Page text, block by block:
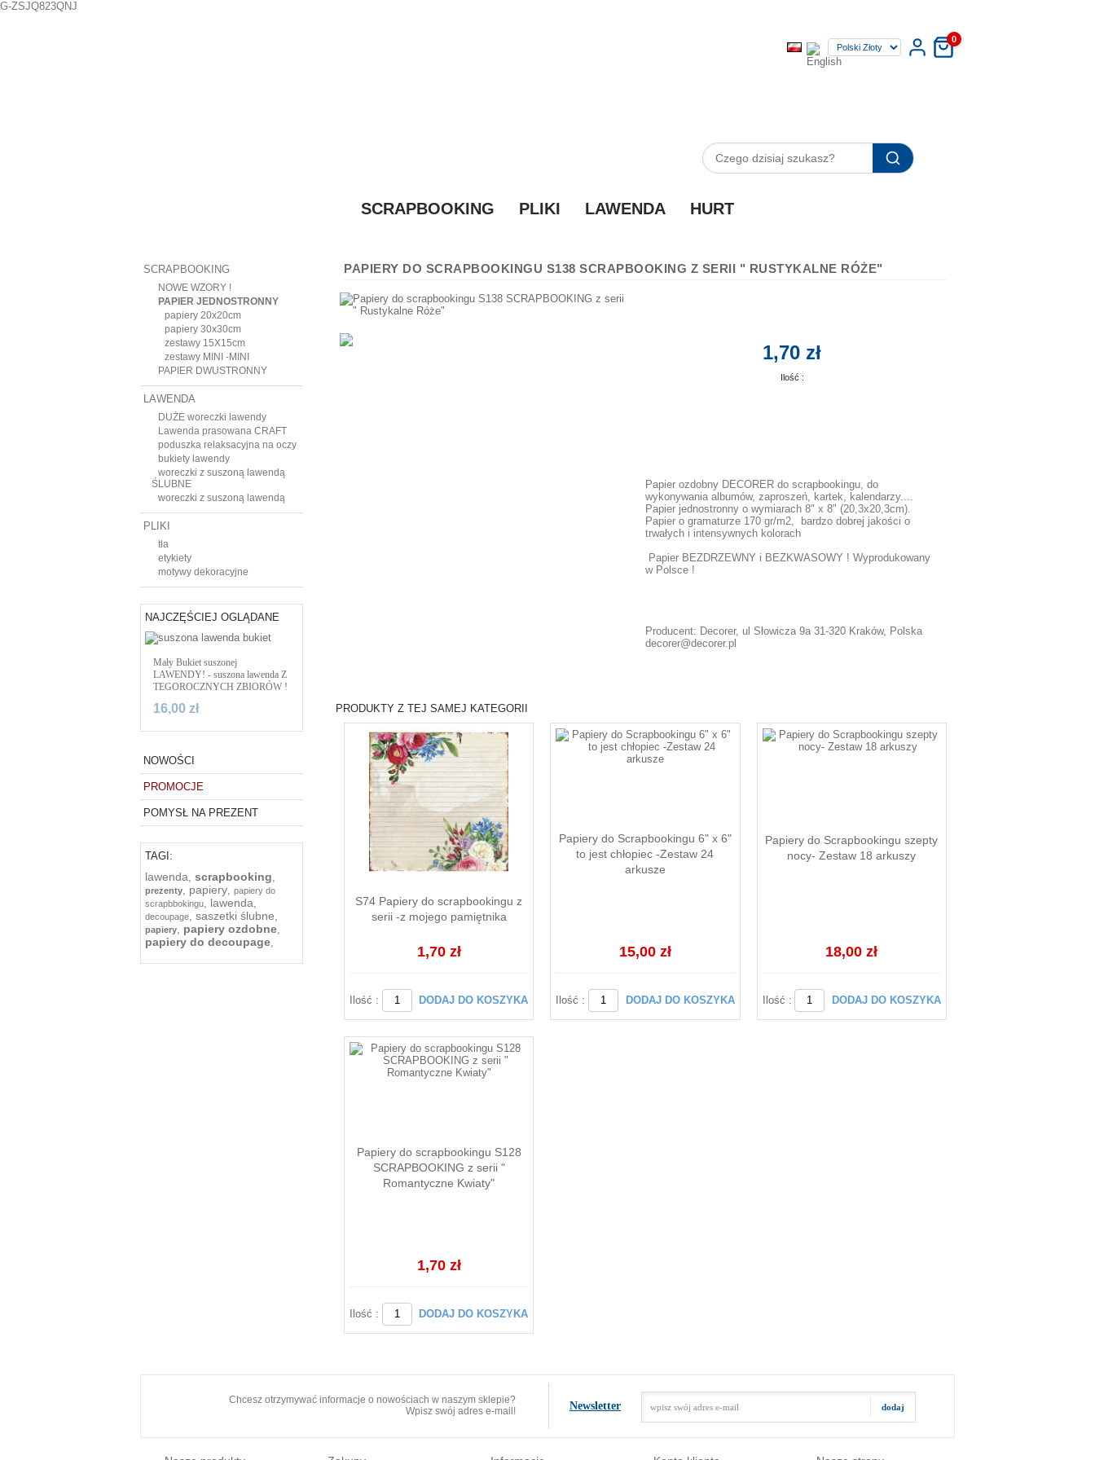
G-ZSJQ823QNJ
0
SCRAPBOOKING PLIKI LAWENDA HURT
SCRAPBOOKING
NOWE WZORY !
PAPIER JEDNOSTRONNY
papiery 20x20cm
papiery 30x30cm
zestawy 15X15cm
zestawy MINI -MINI
PAPIER DWUSTRONNY
LAWENDA
DUŻE woreczki lawendy
Lawenda prasowana CRAFT
poduszka relaksacyjna na oczy
bukiety lawendy
woreczki z suszoną lawendą
ŚLUBNE
woreczki z suszoną lawendą
PLIKI
tła
etykiety
motywy dekoracyjne
NAJCZĘŚCIEJ OGLĄDANE
Mały Bukiet suszonej
LAWENDY! - suszona lawenda Z
TEGOROCZNYCH ZBIORÓW !
16,00 zł
NOWOŚCI
PROMOCJE
POMYSŁ NA PREZENT
TAGI:
lawenda, scrapbooking,
prezenty, papiery, papiery do
scrapbbokingu, lawenda,
decoupage, saszetki ślubne,
papiery, papiery ozdobne,
papiery do decoupage,
PAPIERY DO SCRAPBOOKINGU S138 SCRAPBOOKING Z SERII " RUSTYKALNE RÓŻE"
1,70 zł
Ilość :
Papier ozdobny DECORER do scrapbookingu, do
wykonywania albumów, zaproszeń, kartek, kalendarzy....
Papier jednostronny o wymiarach 8" x 8" (20,3x20,3cm).
Papier o gramaturze 170 gr/m2, bardzo dobrej jakości o
trwałych i intensywnych kolorach
Papier BEZDRZEWNY i BEZKWASOWY ! Wyprodukowany
w Polsce !
Producent: Decorer, ul Słowicza 9a 31-320 Kraków, Polska
decorer@decorer.pl
PRODUKTY Z TEJ SAMEJ KATEGORII
S74 Papiery do scrapbookingu z
serii -z mojego pamiętnika
1,70 zł
Ilość : DODAJ DO KOSZYKA
Papiery do Scrapbookingu 6" x 6"
to jest chłopiec -Zestaw 24
arkusze
15,00 zł
Ilość : DODAJ DO KOSZYKA
Papiery do Scrapbookingu szepty
nocy- Zestaw 18 arkuszy
18,00 zł
Ilość : DODAJ DO KOSZYKA
Papiery do scrapbookingu S128
SCRAPBOOKING z serii "
Romantyczne Kwiaty"
1,70 zł
Ilość : DODAJ DO KOSZYKA
Chcesz otrzymywać informacje o nowościach w naszym sklepie?
Wpisz swój adres e-mail!
Newsletter